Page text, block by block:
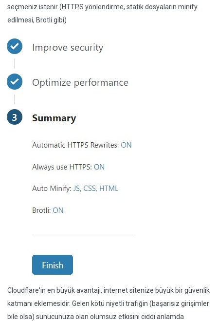
seçmeniz istenir (HTTPS yönlendirme, statik dosyaların minify
edilmesi, Brotli gibi)
Cloudflare'in en büyük avantajı, internet sitenize büyük bir güvenlik
katmanı eklemesidir. Gelen kötü niyetli trafiğin (başarısız girişimler
bile olsa) sunucunuza olan olumsuz etkisini ciddi anlamda